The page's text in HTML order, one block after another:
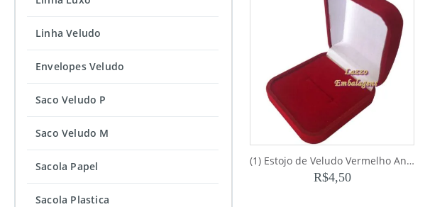
(1) Estojo de Veludo Vermelho Anel H
R$4,50
Linha Veludo
Envelopes Veludo
Saco Veludo P
Saco Veludo M
Sacola Papel
Sacola Plastica